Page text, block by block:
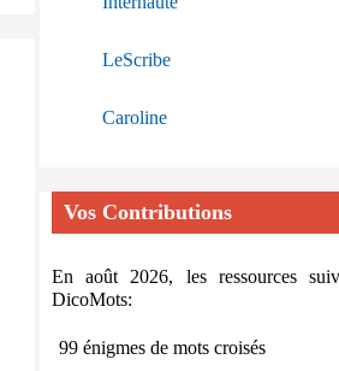
LeScribe
Caroline
Vos Contributions
En août 2026, les ressources
DicoMots:
99 énigmes de mots croisés